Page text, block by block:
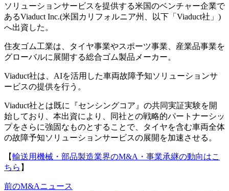
ソリューションサービスを提供する米国のベンチャー企業で
あるViaduct Inc.(米国カリフォルニア州、以下「Viaduct社」)
へ出資した。
住友ゴム工業は、タイヤ事業やスポーツ事業、産業品事業を
グローバルに展開する総合ゴム製品メーカー。
Viaduct社は、AIを活用した車両故障予知ソリューションサ
ービスの提供を行う。
Viaduct社とは既に『センシングコア』の共同実証実験を開
始しており、本出資により、同社との戦略的パートナーシッ
プをさらに強固なものとすることで、タイヤを含む車両全体
の故障予知ソリューションサービスの展開を加速させる。
【輸送用機械・部品製造業界のM&A・事業承継の動向はこ
ちら 】
前のM&Aニュース